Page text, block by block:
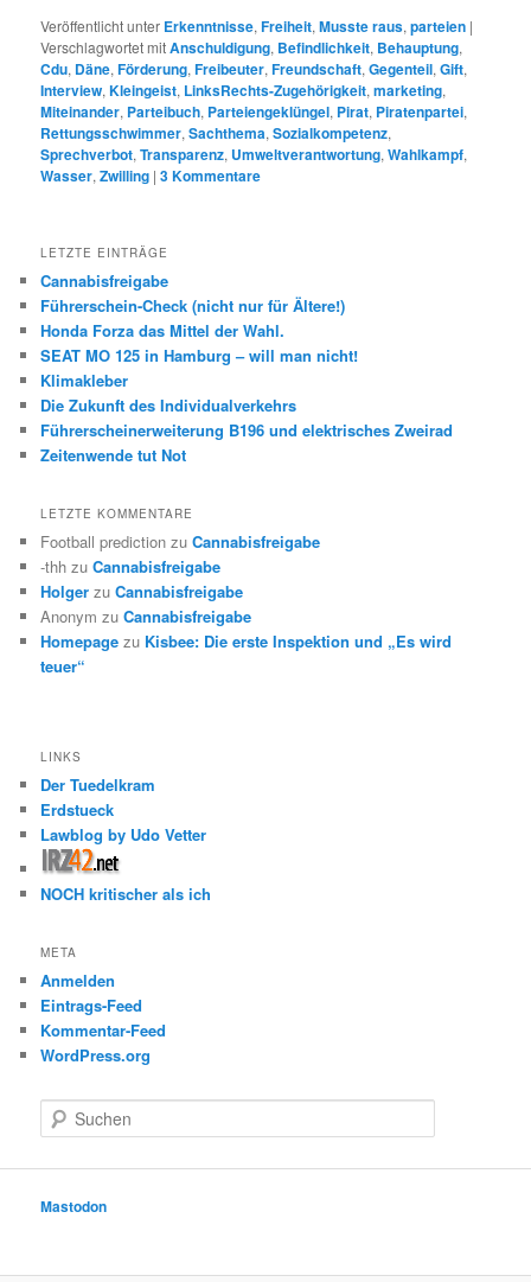
Veröffentlicht unter Erkenntnisse,Freiheit,Musste raus,parteien |
Verschlagwortet mitAnschuldigung, Befindlichkeit, Behauptung,
Cdu, Däne,Förderung,Freibeuter,Freundschaft,Gegenteil,Gift,
Interview,Kleingeist, LinksRechts-Zugehörigkeit,marketing,
Miteinander, Parteibuch, Parteiengeklüngel, Pirat, Piratenpartei,
Rettungsschwimmer,Sachthema,Sozialkompetenz,
Sprechverbot,Transparenz, Umweltverantwortung,Wahlkampf,
Wasser,Zwilling |3Kommentare
LETZTE EINTRÄGE
Cannabisfreigabe
Führerschein-Check (nicht nur für Ältere!)
Honda Forza das Mittel der Wahl.
SEAT MO 125 in Hamburg – will man nicht!
Klimakleber
Die Zukunft des Individualverkehrs
Führerscheinerweiterung B196 und elektrisches Zweirad
Zeitenwende tut Not
LETZTE KOMMENTARE
Football prediction zuCannabisfreigabe
-thh zuCannabisfreigabe
Holger zuCannabisfreigabe
Anonym zuCannabisfreigabe
Homepage zu Kisbee: Die erste Inspektion und „Es wird
teuer“
LINKS
Der Tuedelkram
Erdstueck
Lawblog by Udo Vetter
NOCH kritischer als ich
META
Anmelden
Eintrags-Feed
Kommentar-Feed
WordPress.org
u
e
Mastodon